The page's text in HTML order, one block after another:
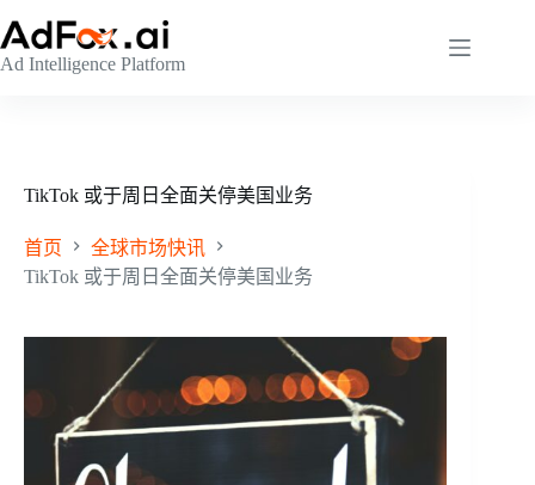
至
内
Ad Intelligence Platform
TikTok 或于周日全面关停美国业务
首页
全球市场快讯
TikTok 或于周日全面关停美国业务